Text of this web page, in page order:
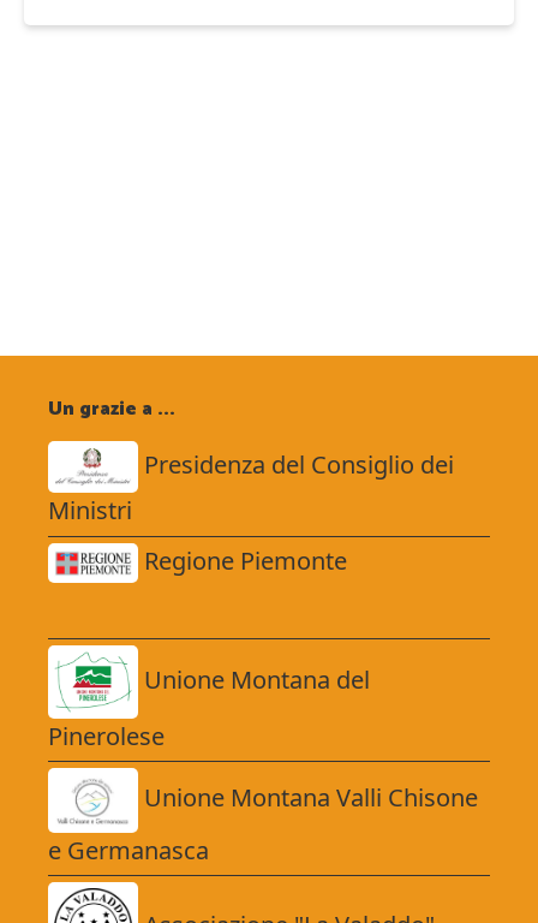
Un grazie a ...
Presidenza del Consiglio dei
Ministri
Regione Piemonte
Unione Montana del
Pinerolese
Unione Montana Valli Chisone
e Germanasca